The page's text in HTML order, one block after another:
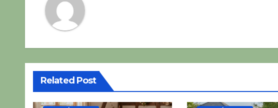
Related Post